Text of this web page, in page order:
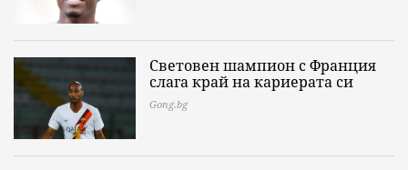
Световен шампион с Франция
слага край на кариерата си
Gong.bg